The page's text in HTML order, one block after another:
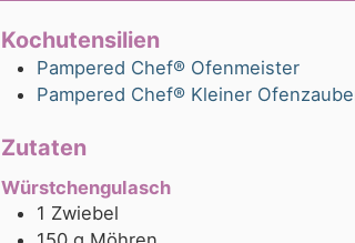
Kochutensilien
Pampered Chef® Ofenmeister
Pampered Chef® Kleiner
Zutaten
Würstchengulasch
1 Zwiebel